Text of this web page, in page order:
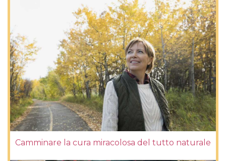
Camminare la cura miracolosa del tutto naturale